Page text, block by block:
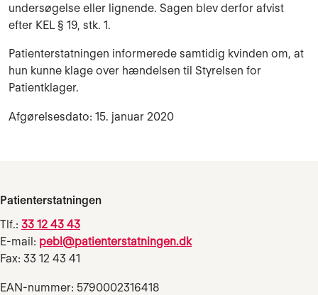
undersøgelse eller lignende. Sagen blev derfor afvist
efter KEL § 19, stk. 1.
Patienterstatningen informerede samtidig kvinden om, at
hun kunne klage over hændelsen til Styrelsen for
Patientklager.
Afgørelsesdato: 15. januar 2020
Patienterstatningen
Tlf.: 33 12 43 43
E-mail: pebl@patienterstatningen.dk
Fax: 33 12 43 41
EAN-nummer: 5790002316418